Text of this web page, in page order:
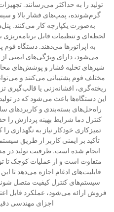
تولید را به حداکثر می‌رسانند.
گرم‌شونده، پمپ‌های فشار بالا و
به‌صورت یکپارچه کار می‌کنند.
لحظه‌ای و تنظیمات قابل
به اپراتورها می‌دهند. دستگاه
می‌شود، دارای ویژگی‌های ایمنی
شیرهای تخلیه فشار و پوشش‌های
مختلف فوم پشتیبانی می‌کنند و
ریخته‌گری، افشانه‌زنی یا قالب‌گیری
این دستگاه‌ها باعث می‌شود که در
راه‌حل‌های بسته‌بندی و کاربردهای
کنترل دما شرایط بهینه پردازش
تمیزکاری خودکار نیاز به نگهداری
تأکید بر ایمنی کاربر از طریق
انجام شده است. ظرفیت تولید در
متفاوت است و از عملیات کوچک تا
قابلیت‌های ادغام اجازه می‌دهد تا
سیستم‌های کنترل کیفیت متصل
فروش ارائه می‌شود، عملکرد قابل
اجزای مهندسی